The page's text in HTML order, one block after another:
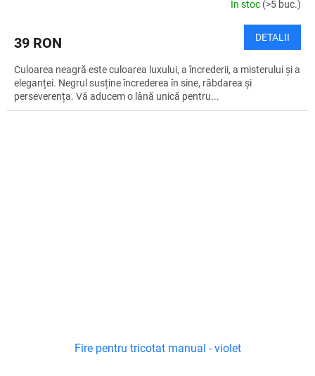
În stoc (>5 buc.)
39 RON DETALII
Culoarea neagră este culoarea luxului, a încrederii, a misterului și a
eleganței. Negrul susține încrederea în sine, răbdarea și
perseverența. Vă aducem o lână unică pentru...
Fire pentru tricotat manual - violet